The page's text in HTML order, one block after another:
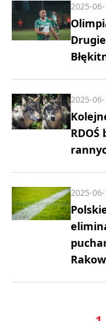
2025-
2025-
2025-